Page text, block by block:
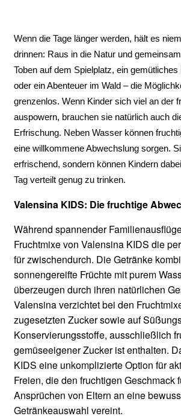
Wenn die Tage länger werden, hält es
drinnen: Raus in die Natur und
Toben auf dem Spielplatz, ein
oder ein Abenteuer im Wald – die
grenzenlos. Wenn Kinder sich viel an der
auspowern, brauchen sie natürlich auch
Erfrischung. Neben Wasser können
eine willkommene Abwechslung sorgen.
erfrischend, sondern können Kindern
Tag verteilt genug zu trinken.
Valensina KIDS: Die fruchtige
Während spannender
Fruchtmixe von Valensina KIDS die
für zwischendurch. Die Getränke
sonnengereifte Früchte mit purem
überzeugen durch ihren natürlichen
Valensina verzichtet bei den
zugesetzten Zucker sowie auf
Konservierungsstoffe, ausschließlich
gemüseeigener Zucker ist enthalten.
KIDS eine unkomplizierte Option für
Freien, die den fruchtigen Geschmack
Ansprüchen von Eltern an eine
Getränkeauswahl vereint.